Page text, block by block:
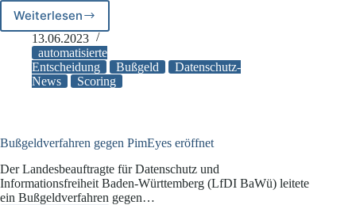
Weiterlesen
BlnBDI
verhängt
Bußgeld
wegen
mangelnder
Kreditverfahren
13.06.2023
automatisierte
Entscheidung
Bußgeld
Datenschutz-
News
Scoring
Bußgeldverfahren gegen PimEyes eröffnet
Der Landesbeauftragte für Datenschutz und
Informationsfreiheit Baden-Württemberg (LfDI BaWü) leitete
ein Bußgeldverfahren gegen…